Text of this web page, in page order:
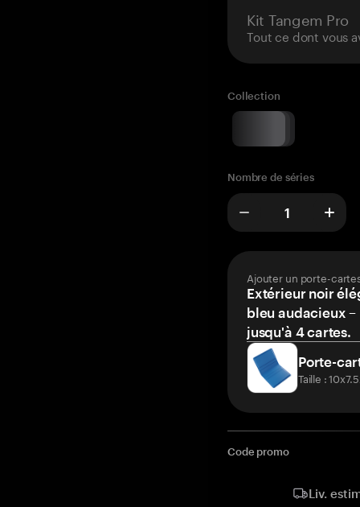
Kit Tangem Pro
Tout ce dont vous
Collection
Nombre de séries
Ajouter un porte-
Extérieur noir
bleu audacieux
jusqu'à 4 cartes.
Porte-
Taille :
Code promo
Liv.